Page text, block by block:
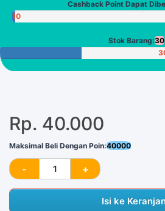
Cashback Point Dapat
10
Stok Barang:30
Rp. 40.000
Maksimal Beli Dengan Poin:40000
Isi ke